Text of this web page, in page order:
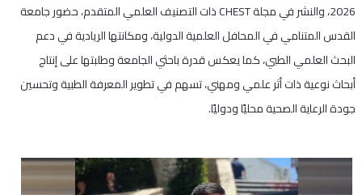
2026، والنشر في مجلة CHEST ذات التصنيف العلمي المتقدم، حضور جامعة
القدس المتنامي في المحافل العلمية الدولية، ومكانتها الريادية في دعم
البحث العلمي الطبي، كما يعكس قدرة باحثي الجامعة وطلبتها على إنتاج
أبحاث نوعية ذات أثر علمي ومهني، تسهم في تطوير المعرفة الطبية وتحسين
جودة الرعاية الصحية محليًا ودوليًا.